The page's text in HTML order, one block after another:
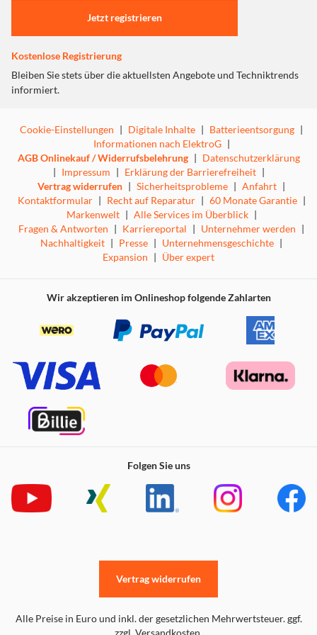
Eisenkern eingesetzt, der Rastmomente verhindert. Der
Zwillingsrotoraufbau vermindert die Belastung für das
reduziert. Durch diese Eigenschaften kann sich der
warme, außergewöhnlich detaillierte Klang einer
Analogschallplatte entfalten.
Hochpräzise Motorsteuerung
Der SL-1200G glänzt mit einem hohen Anlaufmoment und
überragendem Gleichlauf. Das ermöglichen sowohl der
Einsatz von Motorsteuerungstechnologien, die bei der
Entwicklung von Blu-ray-Spielern perfektioniert wurden,
Dreilagiger Plattenteller
Jetzt registrieren
Kostenlose Registrierung
Bleiben Sie stets über die aktuellsten Angebote und Techniktrends
informiert.
Cookie-Einstellungen | Digitale Inhalte | Batterieentsorgung |
Informationen nach ElektroG |
AGB Onlinekauf / Widerrufsbelehrung | Datenschutzerklärung
| Impressum | Erklärung der Barrierefreiheit |
Vertrag widerrufen | Sicherheitsprobleme | Anfahrt |
Kontaktformular | Recht auf Reparatur | 60 Monate Garantie |
Markenwelt | Alle Services im Überblick |
Fragen & Antworten | Karriereportal | Unternehmer werden |
Nachhaltigkeit | Presse | Unternehmensgeschichte |
Expansion | Über expert
Wir akzeptieren im Onlineshop folgende Zahlarten
Folgen Sie uns
Alle Preise in Euro und inkl. der gesetzlichen Mehrwertsteuer. ggf.
zzgl. Versandkosten.
Vertrag widerrufen